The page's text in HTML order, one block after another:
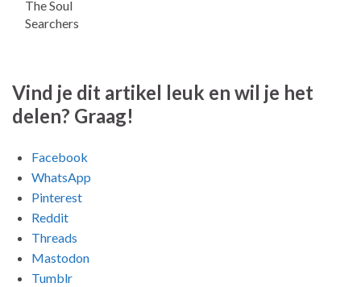
The Soul
Searchers
Vind je dit artikel leuk en wil je het
delen? Graag!
Facebook
WhatsApp
Pinterest
Reddit
Threads
Mastodon
Tumblr